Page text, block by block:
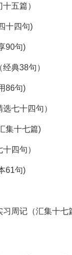
五篇）
十四句)
90句)
典38句）
86句)
七十四句）
集十七篇)
四句）
61句)
周记（汇集十七